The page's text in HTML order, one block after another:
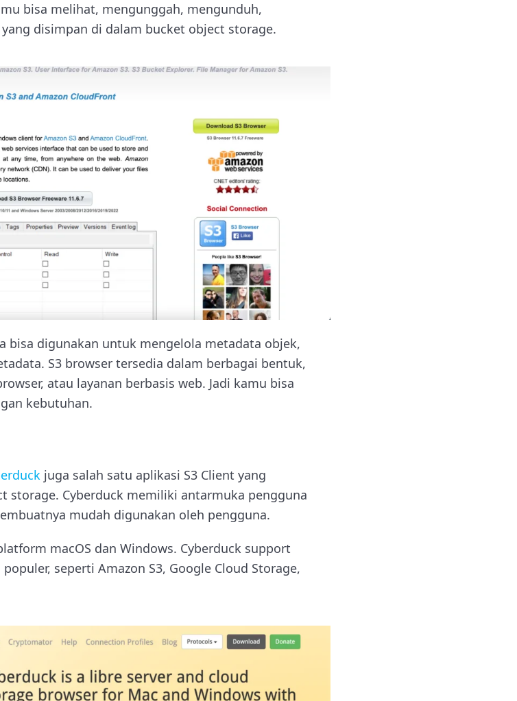
bisa melihat, mengunggah, mengunduh,
disimpan di dalam bucket object storage.
bisa digunakan untuk mengelola metadata objek,
S3 browser tersedia dalam berbagai bentuk,
atau layanan berbasis web. Jadi kamu bisa
kebutuhan.
juga salah satu aplikasi S3 Client yang
storage. Cyberduck memiliki antarmuka pengguna
mudah digunakan oleh pengguna.
macOS dan Windows. Cyberduck support
seperti Amazon S3, Google Cloud Storage,